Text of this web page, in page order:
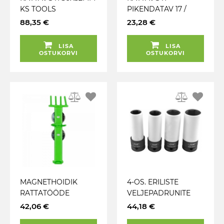
KS TOOLS
88,35 €
LISA
OSTUKORVI
PIKENDATAV 17 /
19MM JA 21 / 23MM
A CARMOTION
23,28 €
LISA
OSTUKORVI
MAGNETHOIDIK
RATTATÖÖDE
TÖÖRIISTADELE
42,06 €
4-OS. ERILISTE
VELJEPADRUNITE
KOMPL. 15MM /
44,18 €